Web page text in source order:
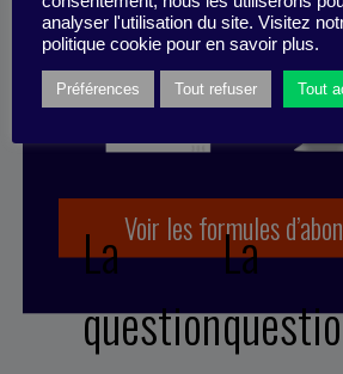
Voir les formules
La
question
La
analyser l'utilisation du site. Visitez
politique cookie pour en savoir plus.
Préférences Tout refuser Tout